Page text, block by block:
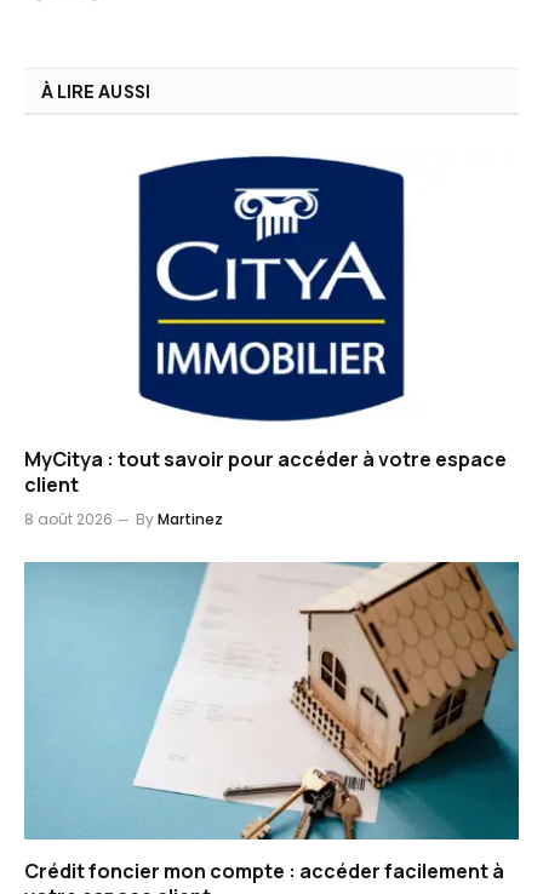
À LIRE AUSSI
MyCitya : tout savoir pour accéder à votre espace
client
8 août 2026 ByMartinez
Crédit foncier mon compte : accéder facilement à